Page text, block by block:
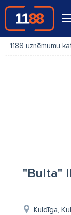
1188 uzņēmumu
"Bulta"
Kuldīga,